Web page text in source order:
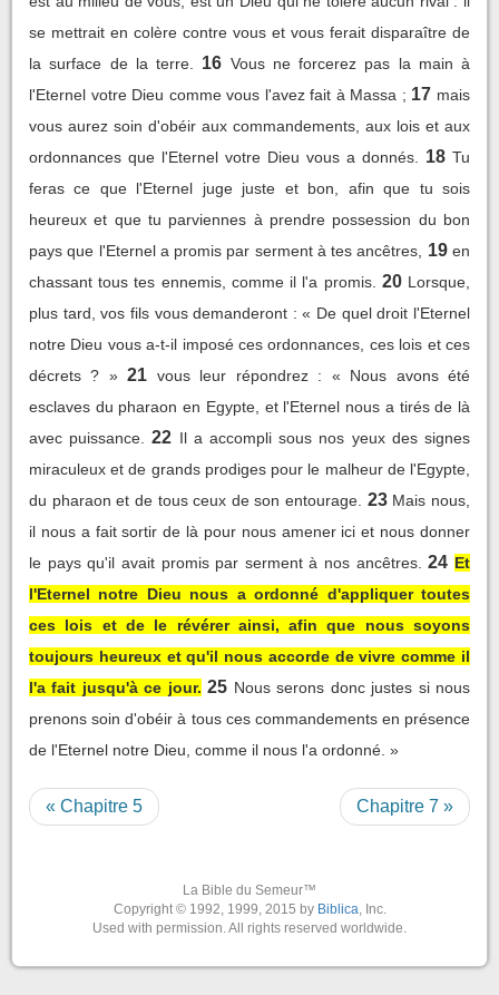
se mettrait en colère contre vous et vous ferait disparaître de
la surface de la terre.
16 Vous ne forcerez pas la main à
l'Eternel votre Dieu comme vous l'avez fait à Massa ; 17 mais
vous aurez soin d'obéir aux commandements, aux lois et aux
ordonnances que l'Eternel votre Dieu vous a donnés.
18 Tu
feras ce que l'Eternel juge juste et bon, afin que tu sois
heureux et que tu parviennes à prendre possession du bon
pays que l'Eternel a promis par serment à tes ancêtres,
19 en
chassant tous tes ennemis, comme il l'a promis. 20 Lorsque,
plus tard, vos fils vous demanderont : « De quel droit l'Eternel
notre Dieu vous a-t-il imposé ces ordonnances, ces lois et ces
décrets ? » 21 vous leur répondrez : « Nous avons été
esclaves du pharaon en Egypte, et l'Eternel nous a tirés de là
avec puissance.
22 Il a accompli sous nos yeux des signes
miraculeux et de grands prodiges pour le malheur de l'Egypte,
du pharaon et de tous ceux de son entourage. 23 Mais nous,
il nous a fait sortir de là pour nous amener ici et nous donner
le pays qu'il avait promis par serment à nos ancêtres. 24 Et
l'Eternel notre Dieu nous a ordonné d'appliquer toutes
ces lois et de le révérer ainsi, afin que nous soyons
toujours heureux et qu'il nous accorde de vivre comme il
l'a fait jusqu'à ce jour. 25 Nous serons donc justes si nous
prenons soin d'obéir à tous ces commandements en présence
de l'Eternel notre Dieu, comme il nous l'a ordonné. »
« Chapitre 5 Chapitre 7 »
La Bible du Semeur™
Copyright © 1992, 1999, 2015 by Biblica, Inc.
Used with permission. All rights reserved worldwide.